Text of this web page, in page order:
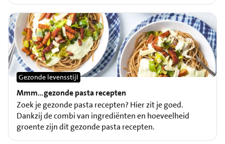
Mmm…gezonde pasta recepten
Gezonde levensstijl
Zoek je gezonde pasta recepten? Hier zit je goed.
Dankzij de combi van ingrediënten en hoeveelheid
groente zijn dit gezonde pasta recepten.